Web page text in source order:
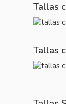
Tallas
Tallas